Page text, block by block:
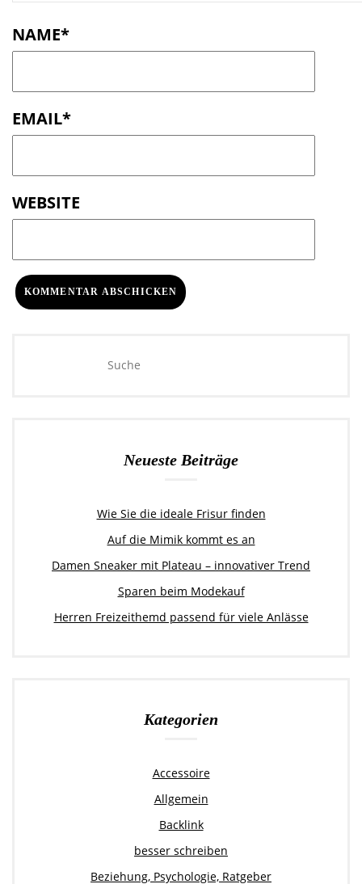
NAME*
EMAIL*
WEBSITE
Neueste Beiträge
Wie Sie die ideale Frisur finden
Auf die Mimik kommt es an
Damen Sneaker mit Plateau – innovativer Trend
Sparen beim Modekauf
Herren Freizeithemd passend für viele Anlässe
Kategorien
Accessoire
Allgemein
Backlink
besser schreiben
Beziehung, Psychologie, Ratgeber